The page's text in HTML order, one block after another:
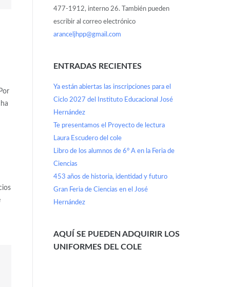
477-1912, interno 26. También pueden
escribir al correo electrónico
aranceljhpp@gmail.com
ENTRADAS RECIENTES
Ya están abiertas las inscripciones para el
Ciclo 2027 del Instituto Educacional José
Hernández
Te presentamos el Proyecto de lectura
Laura Escudero del cole
Libro de los alumnos de 6° A en la Feria de
Ciencias
453 años de historia, identidad y futuro
Gran Feria de Ciencias en el José
Hernández
AQUÍ SE PUEDEN ADQUIRIR LOS
UNIFORMES DEL COLE